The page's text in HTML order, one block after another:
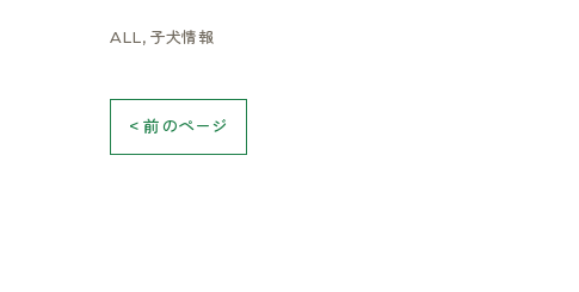
ALL 子犬情報
< 前のページ